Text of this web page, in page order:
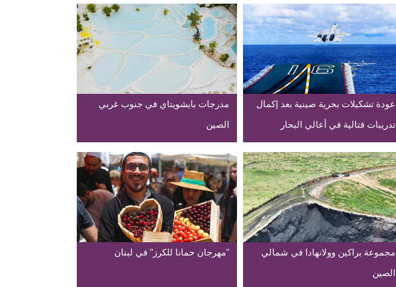
عودة تشكيلات بحرية صينية بعد إكمال
تدريبات قتالية في أعالي البحار
مدرجات بايشويتاي في جنوب غربي
الصين
مجموعة براكين وولانهادا في شمالي
الصين
"مهرجان حمانا للكرز" في لبنان